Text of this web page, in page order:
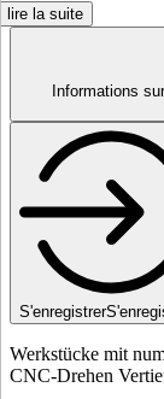
lire la suite
Informations
S'enregistrer
Werkstücke mit
CNC-Drehen